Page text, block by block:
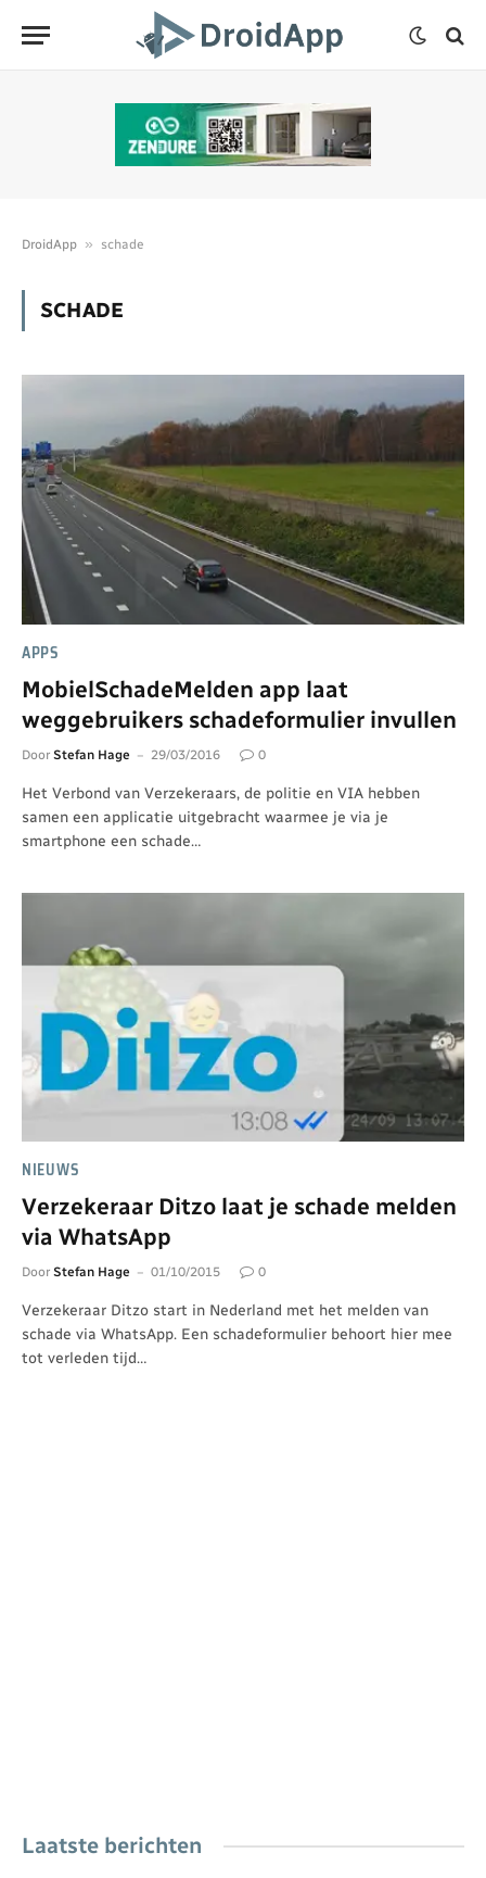
DroidApp » schade
SCHADE
APPS
MobielSchadeMelden app laat
weggebruikers schadeformulier invullen
Door Stefan Hage 29/03/2016 0
Het Verbond van Verzekeraars, de politie en VIA hebben
samen een applicatie uitgebracht waarmee je via je
smartphone een schade…
NIEUWS
Verzekeraar Ditzo laat je schade melden
via WhatsApp
Door Stefan Hage 01/10/2015 0
Verzekeraar Ditzo start in Nederland met het melden van
schade via WhatsApp. Een schadeformulier behoort hier mee
tot verleden tijd…
Laatste berichten